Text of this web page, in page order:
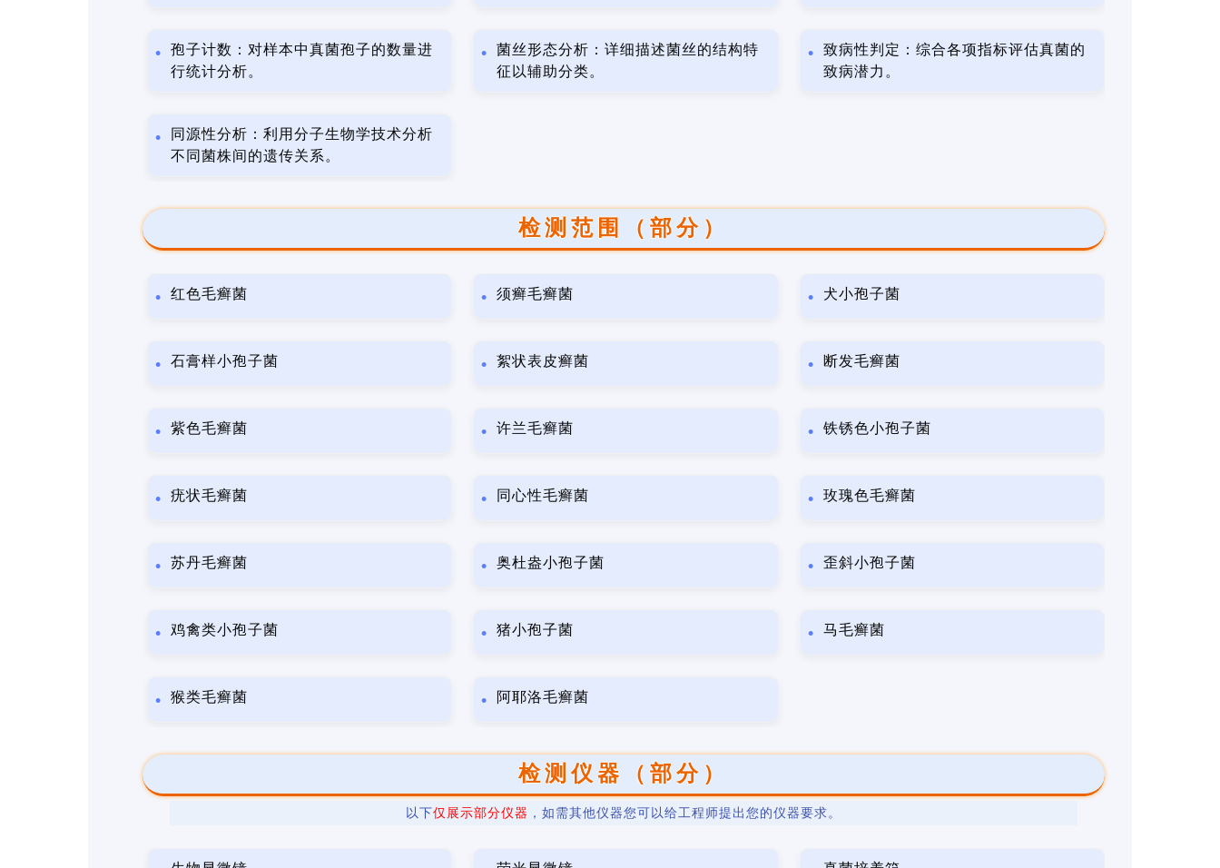
孢子计数：对样本中真菌孢子的数量进
行统计分析。
菌丝形态分析：详细描述菌丝的结构特
征以辅助分类。
致病性判定：综合各项指标评估真菌的
致病潜力。
同源性分析：利用分子生物学技术分析
不同菌株间的遗传关系。
检测范围（部分）
红色毛癣菌 须癣毛癣菌 犬小孢子菌
石膏样小孢子菌 絮状表皮癣菌 断发毛癣菌
紫色毛癣菌 许兰毛癣菌 铁锈色小孢子菌
疣状毛癣菌 同心性毛癣菌 玫瑰色毛癣菌
苏丹毛癣菌 奥杜盎小孢子菌 歪斜小孢子菌
鸡禽类小孢子菌 猪小孢子菌 马毛癣菌
猴类毛癣菌 阿耶洛毛癣菌
检测仪器（部分）
以下仅展示部分仪器 ，如需其他仪器您可以给工程师提出您的仪器要求。